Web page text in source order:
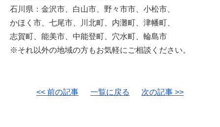
石川県：金沢市、白山市、野々市市、小松市、
かほく市、七尾市、川北町、内灘町、津幡町、
志賀町、能美市、中能登町、穴水町、輪島市
※それ以外の地域の方もお気軽にご相談ください。
<< 前の記事 一覧に戻る 次の記事 >>